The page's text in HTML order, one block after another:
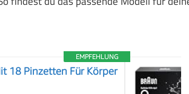
EMPFEHLUNG
18 Pinzetten Für Körper